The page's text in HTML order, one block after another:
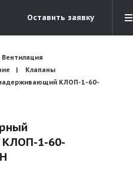
Оставить заявку
Бесплатный звонок
8 (495) 532-45-07
Вентиляция
Клапаны
КЛОП-1-60-
1-60-